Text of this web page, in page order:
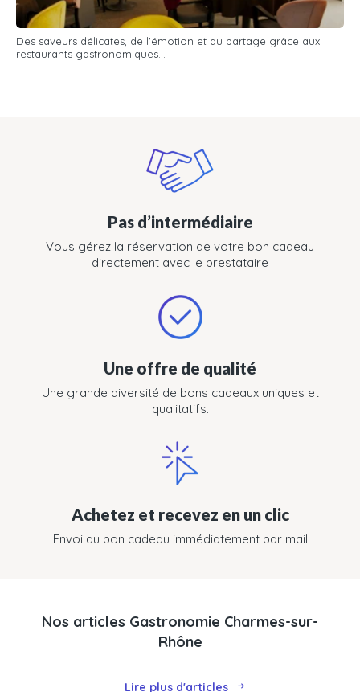
Des saveurs délicates, de l'émotion et du partage grâce aux
restaurants gastronomiques...
Pas d’intermédiaire
Vous gérez la réservation de votre bon cadeau
directement avec le prestataire
Une offre de qualité
Une grande diversité de bons cadeaux uniques et
qualitatifs.
Achetez et recevez en un clic
Envoi du bon cadeau immédiatement par mail
Nos articles Gastronomie Charmes-sur-
Rhône
Lire plus d'articles